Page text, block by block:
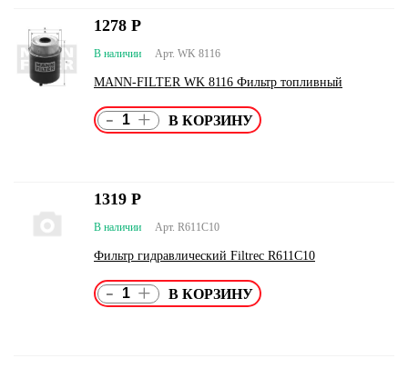
Арт. WK 8116
В наличии
MANN-FILTER WK 8116 Фильтр топливный
1278 Р
- +
Арт. R611С10
В наличии
Фильтр гидравлический Filtrec R611С10
1319 Р
- +